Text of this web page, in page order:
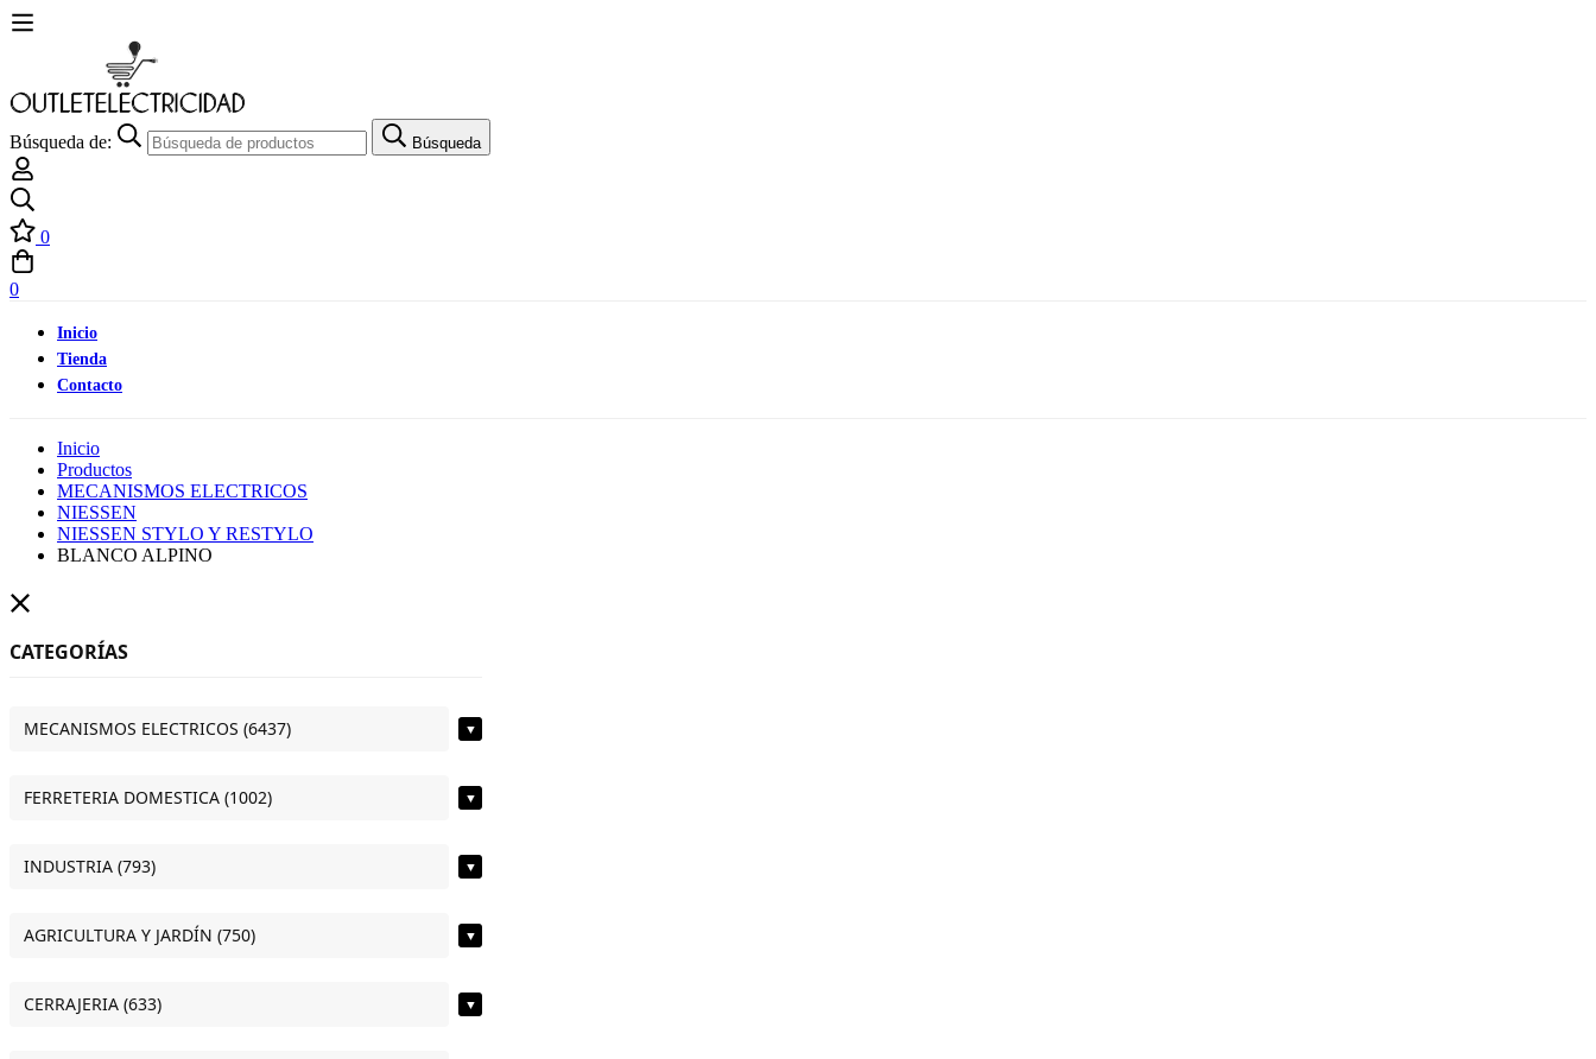
Búsqueda de: Búsqueda
0
0
Inicio
Tienda
Contacto
Inicio
Productos
MECANISMOS ELECTRICOS
NIESSEN
NIESSEN STYLO Y RESTYLO
BLANCO ALPINO
CATEGORÍAS
MECANISMOS ELECTRICOS (6437) ▼
FERRETERIA DOMESTICA (1002) ▼
INDUSTRIA (793) ▼
AGRICULTURA Y JARDÍN (750) ▼
CERRAJERIA (633) ▼